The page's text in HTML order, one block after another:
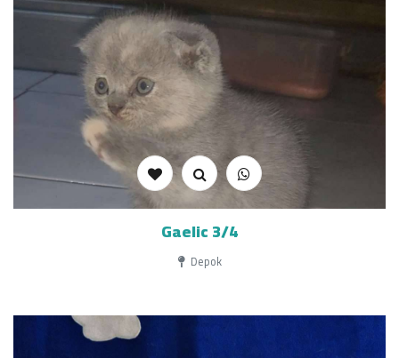
Gaelic 3/4
Depok